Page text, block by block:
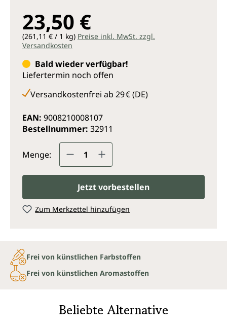
23,50 €
(261,11 € / 1 kg) Preise inkl. MwSt. zzgl.
Versandkosten
Bald wieder verfügbar!
Liefertermin noch offen
Versandkostenfrei ab 29 € (DE)
EAN: 9008210008107
Bestellnummer: 32911
Menge: Produkt Anzahl: Gib den
Jetzt vorbestellen
Zum Merkzettel hinzufügen
Frei von künstlichen Farbstoffen
Frei von künstlichen Aromastoffen
Beliebte Alternative